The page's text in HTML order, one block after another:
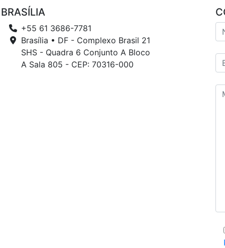
BRASÍLIA
+55 61 3686-7781
Brasília • DF - Complexo Brasil 21
SHS - Quadra 6 Conjunto A Bloco
A Sala 805 - CEP: 70316-000